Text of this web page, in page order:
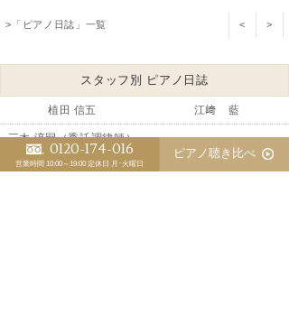
0120-174-016
営業時間 10:00～19:00 定休日 月･火曜日
>「ピアノ日誌」一覧 < >
スタッフ別 ピアノ日誌
植田 信五 江﨑 藍
三木 淳嗣（委託調律師）
ピアノ聴き比べ